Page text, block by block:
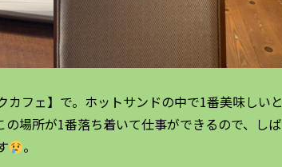
カフェ】で。ホットサンドの中で1番美味しいと
場所が1番落ち着いて仕事ができるので、しば
。